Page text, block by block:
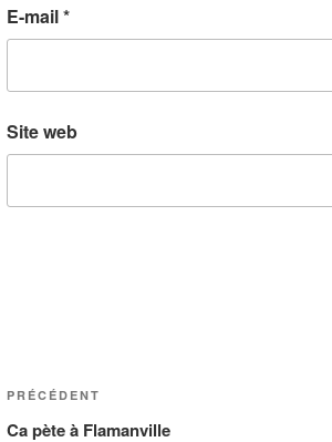
E-mail*
Site web
Navigation
de
Article
précédent
PRÉCÉDENT
Ca pète à Flamanville